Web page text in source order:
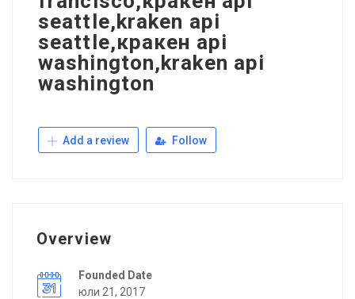
seattle,kraken api
seattle,кракен api
washington,kraken api
washington
Add a review Follow
Overview
Founded Date
юли 21, 2017